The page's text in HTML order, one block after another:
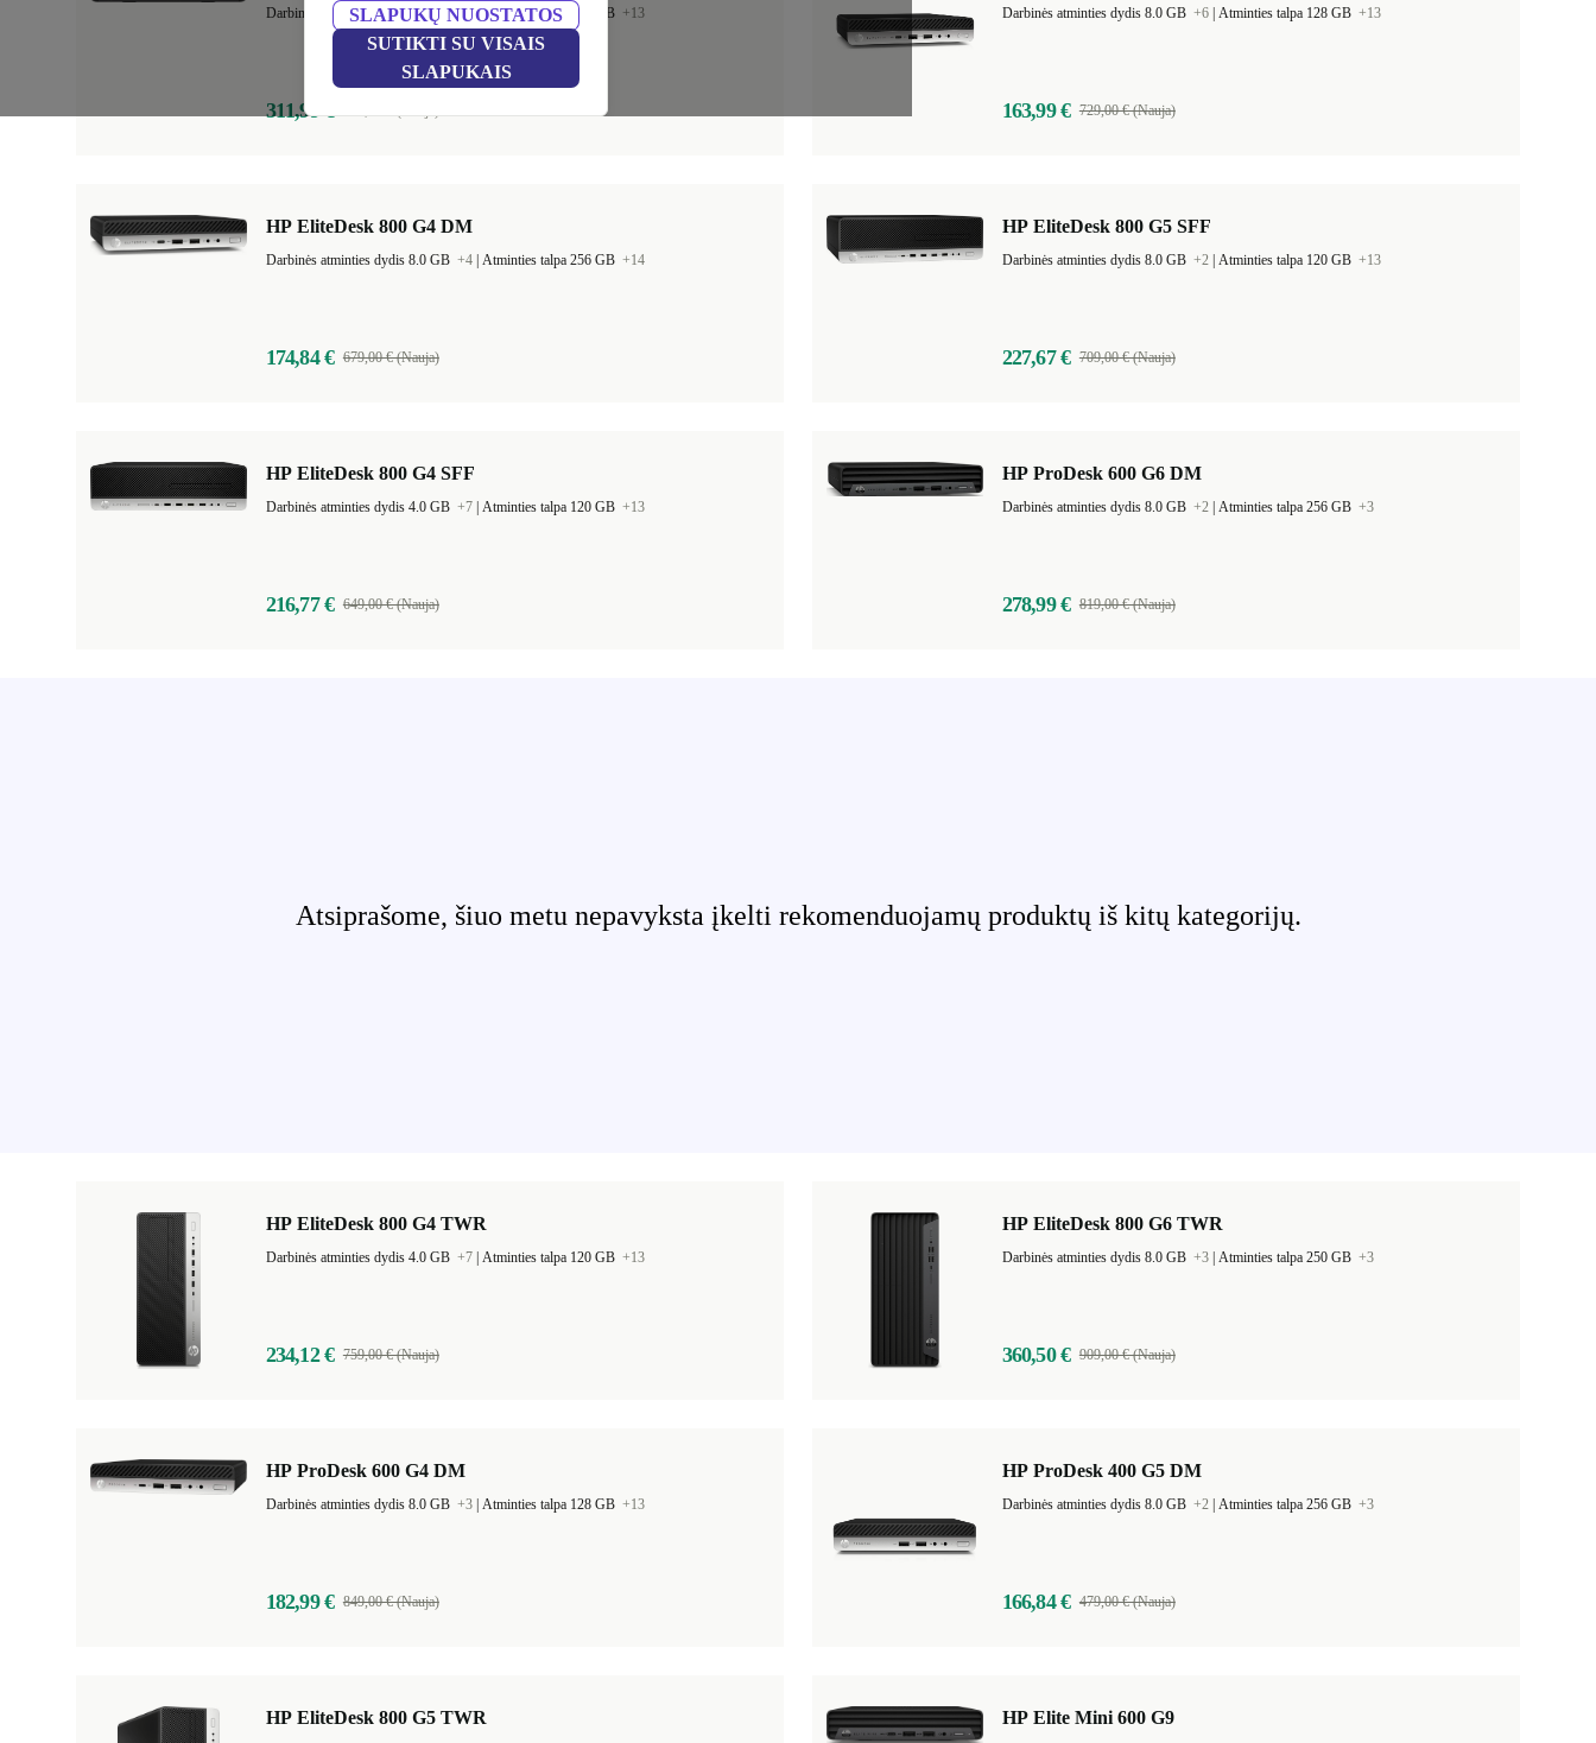
SLAPUKŲ NUOSTATOS
SUTIKTI SU VISAIS
SLAPUKAIS
Darbinės atminties dydis 8.0 GB+3 |Atminties talpa 256 GB +13
311,99 €
Darbinės atminties dydis 8.0 GB +6 Atminties talpa 128 GB +13
163,99 € 729,00 € (Nauja)
HP EliteDesk 800 G4 DM
Darbinės atminties dydis 8.0 GB +4 Atminties talpa 256 GB +14
174,84 € 679,00 € (Nauja)
HP EliteDesk 800 G5 SFF
Darbinės atminties dydis 8.0 GB +2 Atminties talpa 120 GB +13
227,67 € 709,00 € (Nauja)
HP EliteDesk 800 G4 SFF
Darbinės atminties dydis 4.0 GB +7 Atminties talpa 120 GB +13
216,77 € 649,00 € (Nauja)
HP ProDesk 600 G6 DM
Darbinės atminties dydis 8.0 GB +2 Atminties talpa 256 GB +3
278,99 € 819,00 € (Nauja)
Atsiprašome, šiuo metu nepavyksta įkelti rekomenduojamų produktų iš kitų kategorijų.
HP EliteDesk 800 G4 TWR
Darbinės atminties dydis 4.0 GB +7 Atminties talpa 120 GB +13
234,12 € 759,00 € (Nauja)
HP EliteDesk 800 G6 TWR
Darbinės atminties dydis 8.0 GB +3 Atminties talpa 250 GB +3
360,50 € 909,00 € (Nauja)
HP ProDesk 600 G4 DM
Darbinės atminties dydis 8.0 GB +3 Atminties talpa 128 GB +13
182,99 € 849,00 € (Nauja)
HP ProDesk 400 G5 DM
Darbinės atminties dydis 8.0 GB +2 Atminties talpa 256 GB +3
166,84 € 479,00 € (Nauja)
HP EliteDesk 800 G5 TWR HP Elite Mini 600 G9